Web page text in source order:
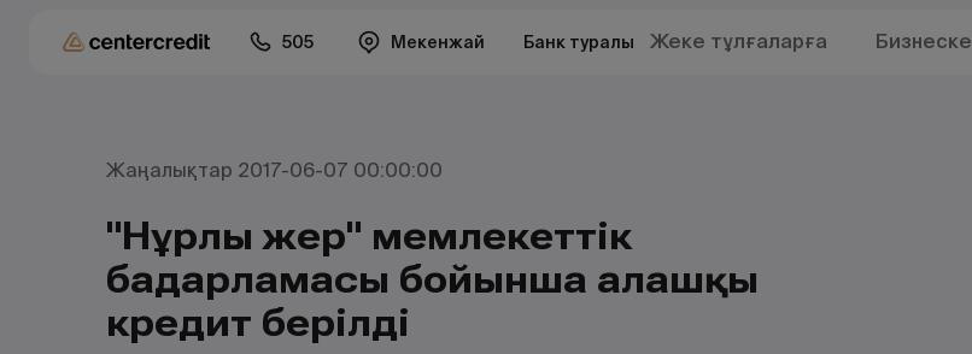
505 Мекенжай Банк туралы Жеке тұлғаларға Бизнеске
Жаңалықтар 2017-06-07 00:00:00
"Нұрлы жер" мемлекеттік
бағдарламасы бойынша алғашқы
кредит берілді